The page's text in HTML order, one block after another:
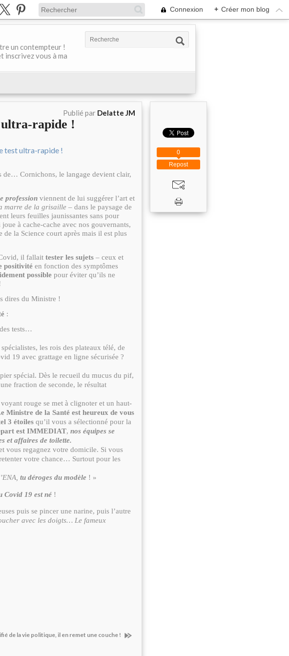
Connexion + Créer mon blog
un contempteur !
inscrivez vous à ma
Publié par Delatte JM
rapide !
de… Cornichons, le langage devient clair,
profession viennent de lui suggérer l’art et
marre de la grisaille – dans le paysage de
leurs feuilles jaunissantes sans pour
à cache-cache avec nos gouvernants,
de la Science court après mais il est plus
il fallait tester les sujets – ceux et
positivité en fonction des symptômes
possible pour éviter qu’ils ne
dires du Ministre !
:
tests…
les rois des plateaux télé, de
19 avec grattage en ligne sécurisée ?
spécial. Dès le recueil du mucus du pif,
fraction de seconde, le résultat
rouge se met à clignoter et un haut-
e Ministre de la Santé est heureux de vous
3 étoiles qu’il vous a sélectionné pour la
est IMMEDIAT, nos équipes se
et affaires de toilette.
vous regagnez votre domicile. Si vous
votre chance… Surtout pour les
tu déroges du modèle ! »
Covid 19 est né !
puis se pincer une narine, puis l’autre
avec les doigts… Le fameux
de la vie politique, il en remet une couche !
Repost
0